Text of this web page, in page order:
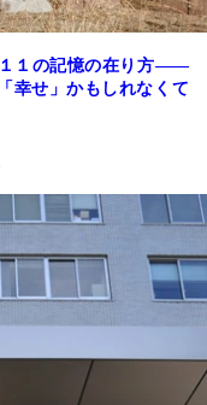
１の記憶の在り方――
幸せ」かもしれなくて